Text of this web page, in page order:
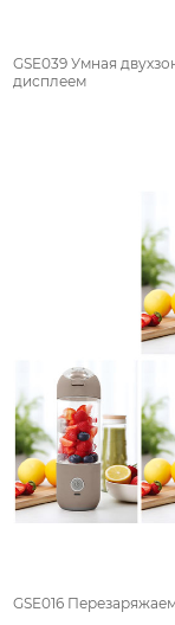
GSE039 Умная
дисплеем
GSE016